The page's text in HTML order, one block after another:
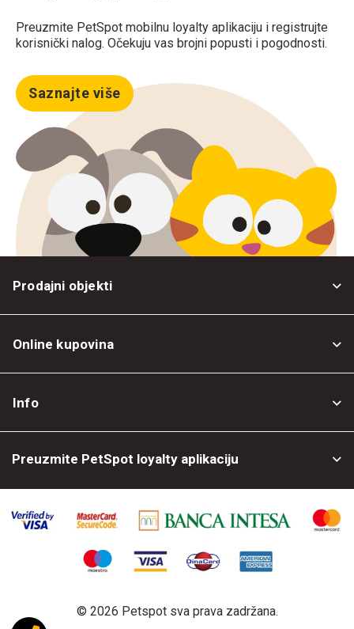
Preuzmite PetSpot mobilnu loyalty aplikaciju i registrujte
korisnički nalog. Očekuju vas brojni popusti i pogodnosti.
Saznajte više
Prodajni objekti
Online kupovina
Info
Preuzmite PetSpot loyalty aplikaciju
© 2026 Petspot sva prava zadržana.